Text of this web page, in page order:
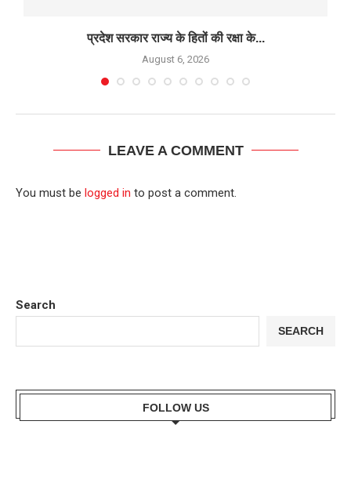
प्रदेश सरकार राज्य के हितों की रक्षा के...
August 6, 2026
LEAVE A COMMENT
You must be logged in to post a comment.
Search
SEARCH
FOLLOW US